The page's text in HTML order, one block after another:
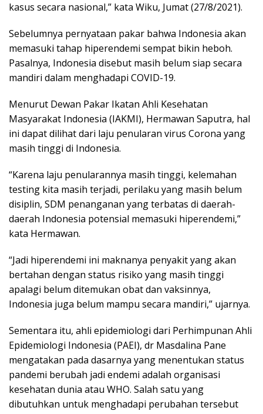
kasus secara nasional,” kata Wiku, Jumat (27/8/2021).
Sebelumnya pernyataan pakar bahwa Indonesia akan
memasuki tahap hiperendemi sempat bikin heboh.
Pasalnya, Indonesia disebut masih belum siap secara
mandiri dalam menghadapi COVID-19.
Menurut Dewan Pakar Ikatan Ahli Kesehatan
Masyarakat Indonesia (IAKMI), Hermawan Saputra, hal
ini dapat dilihat dari laju penularan virus Corona yang
masih tinggi di Indonesia.
“Karena laju penularannya masih tinggi, kelemahan
testing kita masih terjadi, perilaku yang masih belum
disiplin, SDM penanganan yang terbatas di daerah-
daerah Indonesia potensial memasuki hiperendemi,”
kata Hermawan.
“Jadi hiperendemi ini maknanya penyakit yang akan
bertahan dengan status risiko yang masih tinggi
apalagi belum ditemukan obat dan vaksinnya,
Indonesia juga belum mampu secara mandiri,” ujarnya.
Sementara itu, ahli epidemiologi dari Perhimpunan Ahli
Epidemiologi Indonesia (PAEI), dr Masdalina Pane
mengatakan pada dasarnya yang menentukan status
pandemi berubah jadi endemi adalah organisasi
kesehatan dunia atau WHO. Salah satu yang
dibutuhkan untuk menghadapi perubahan tersebut